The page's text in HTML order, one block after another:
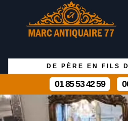
DE PÈRE EN FILS
01 85 53 42 59